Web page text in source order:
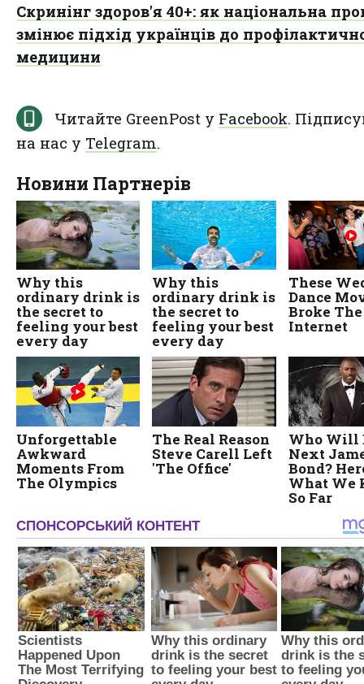
Скринінг здоров'я 40+: як національна
змінює підхід українців до
медицини
Читайте GreenPost у Facebook.
на нас у Telegram.